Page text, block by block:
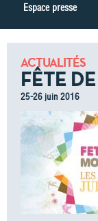
Espace presse
ACTUALITÉS
FÊTE
25-26 juin 2016